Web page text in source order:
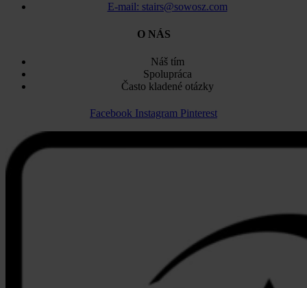
E-mail: stairs@sowosz.com
O NÁS
Náš tím
Spolupráca
Často kladené otázky
Facebook Instagram Pinterest